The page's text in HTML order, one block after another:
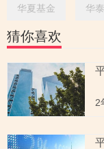
华夏基金 华
猜你喜欢
2